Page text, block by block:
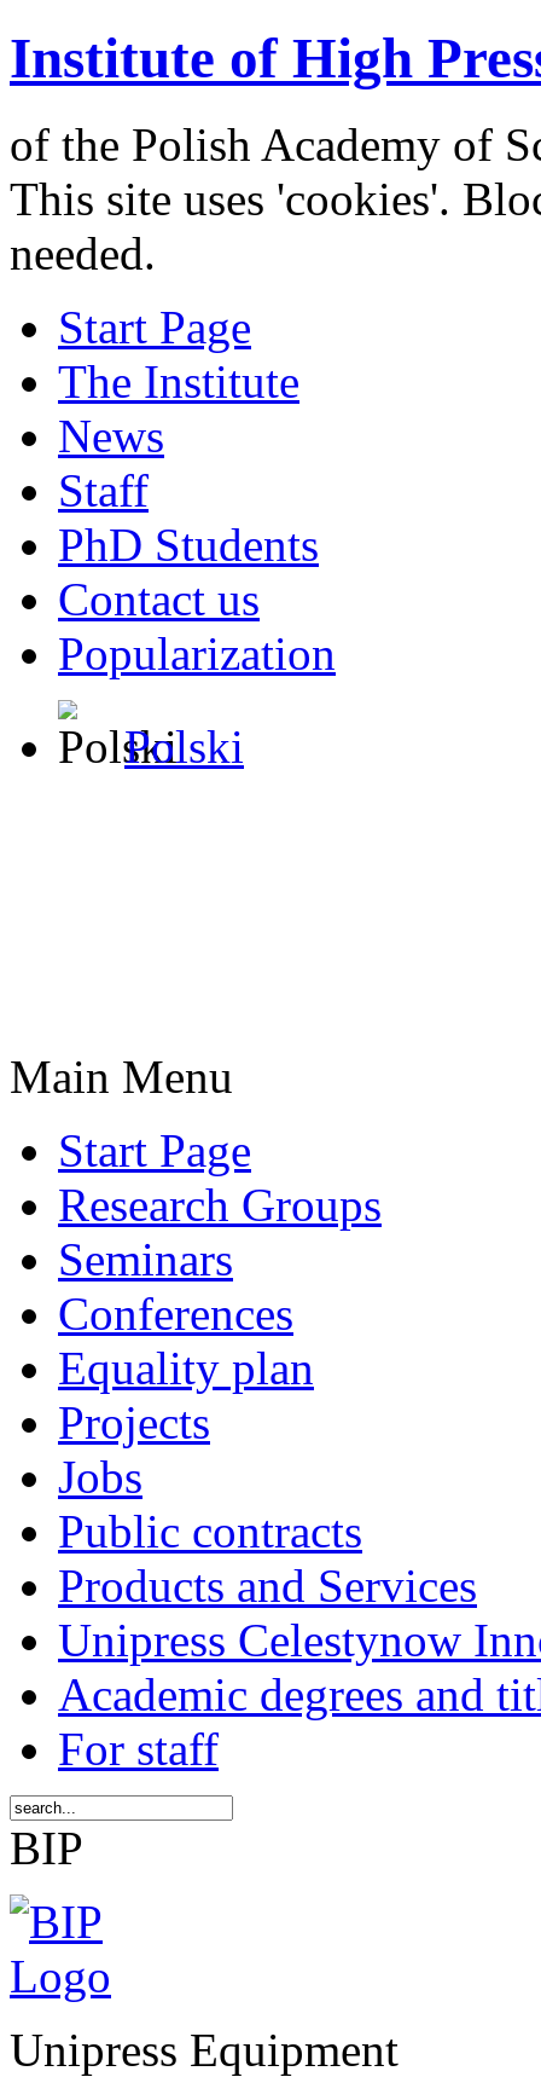
Institute of High
of the Polish Academy of
This site uses 'cookies'.
needed.
Start Page
The Institute
News
Staff
PhD Students
Contact us
Popularization
Polski
Main Menu
Start Page
Research Groups
Seminars
Conferences
Equality plan
Projects
Jobs
Public contracts
Products and Services
Unipress Celestynow
Academic degrees and
For staff
BIP
Unipress Equipment